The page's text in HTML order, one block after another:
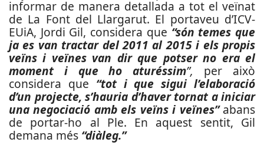
informar de manera detallada a tot el veïnat
de La Font del Llargarut. El portaveu d’ICV-
EUiA, Jordi Gil, considera que “són temes que
ja es van tractar del 2011 al 2015 i els propis
veïns i veïnes van dir que potser no era el
moment i que ho aturéssim”, per això
considera que “tot i que sigui l’elaboració
d’un projecte, s’hauria d’haver tornat a iniciar
una negociació amb els veïns i veïnes” abans
de portar-ho al Ple. En aquest sentit, Gil
demana més “diàleg.”